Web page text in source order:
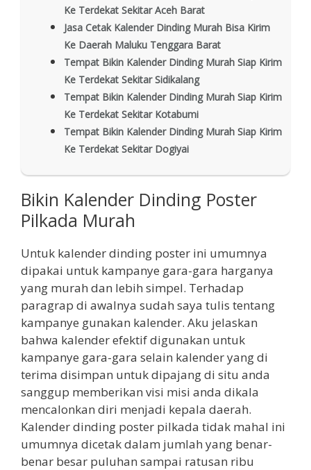
Ke Terdekat Sekitar Aceh Barat
Jasa Cetak Kalender Dinding Murah Bisa Kirim
Ke Daerah Maluku Tenggara Barat
Tempat Bikin Kalender Dinding Murah Siap Kirim
Ke Terdekat Sekitar Sidikalang
Tempat Bikin Kalender Dinding Murah Siap Kirim
Ke Terdekat Sekitar Kotabumi
Tempat Bikin Kalender Dinding Murah Siap Kirim
Ke Terdekat Sekitar Dogiyai
Bikin Kalender Dinding Poster
Pilkada Murah
Untuk kalender dinding poster ini umumnya
dipakai untuk kampanye gara-gara harganya
yang murah dan lebih simpel. Terhadap
paragrap di awalnya sudah saya tulis tentang
kampanye gunakan kalender. Aku jelaskan
bahwa kalender efektif digunakan untuk
kampanye gara-gara selain kalender yang di
terima disimpan untuk dipajang di situ anda
sanggup memberikan visi misi anda dikala
mencalonkan diri menjadi kepala daerah.
Kalender dinding poster pilkada tidak mahal ini
umumnya dicetak dalam jumlah yang benar-
benar besar puluhan sampai ratusan ribu